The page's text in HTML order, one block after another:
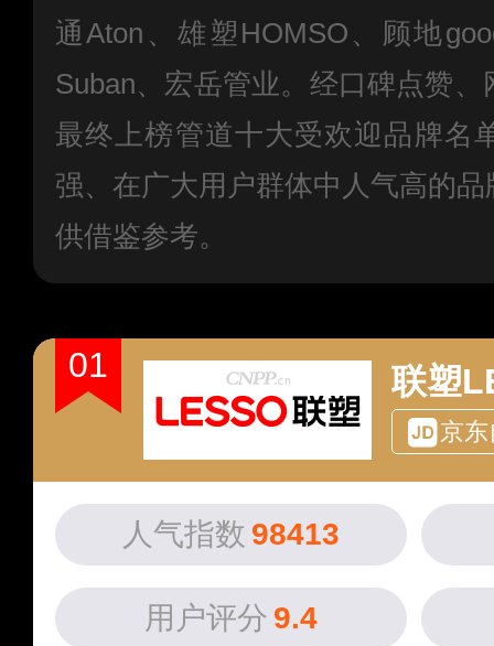
通Aton、雄塑HOMSO、顾地
Suban、宏岳管业。经口碑点赞
最终上榜管道十大受欢迎品牌名
强、在广大用户群体中人气高的
供借鉴参考。
01 联塑
京
人气指数 98413
用户评分 9.4